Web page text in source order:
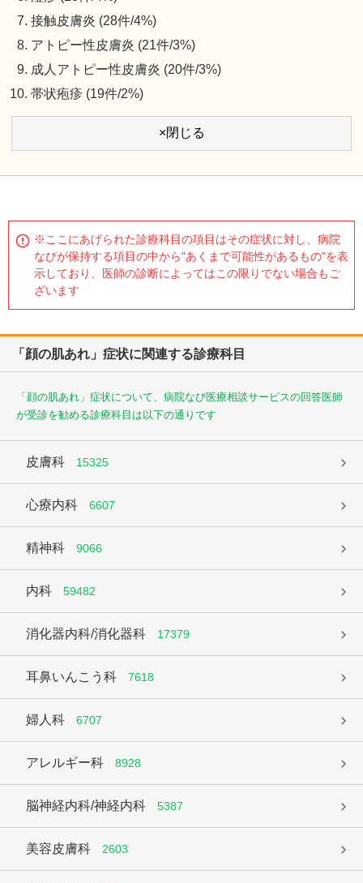
接触皮膚炎 (28件/4%)
アトピー性皮膚炎 (21件/3%)
成人アトピー性皮膚炎 (20件/3%)
帯状疱疹 (19件/2%)
×閉じる
※ここにあげられた診療科目の項目はその症状に対し、病院
なびが保持する項目の中から"あくまで可能性があるもの"を表
示しており、医師の診断によってはこの限りでない場合もご
ざいます
「顔の肌あれ」症状に関連する診療科目
「顔の肌あれ」症状について、病院なび医療相談サービスの回答医師
が受診を勧める診療科目は以下の通りです
皮膚科 15325
心療内科 6607
精神科 9066
内科 59482
消化器内科/消化器科 17379
耳鼻いんこう科 7618
婦人科 6707
アレルギー科 8928
脳神経内科/神経内科 5387
美容皮膚科 2603